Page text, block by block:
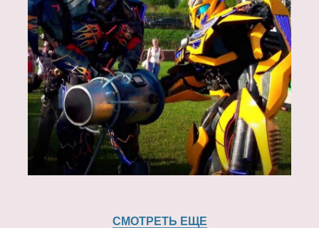
СМОТРЕТЬ ЕЩЕ